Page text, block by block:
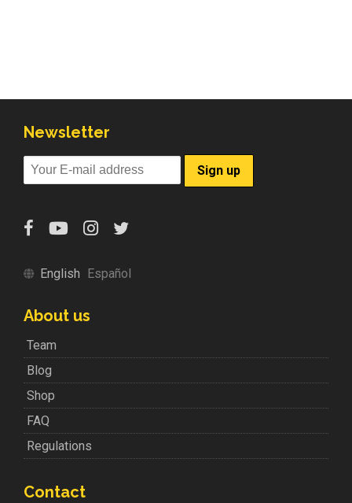
Newsletter
English Español
About us
Team
Blog
Shop
FAQ
Regulations
Contact